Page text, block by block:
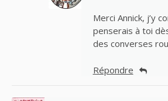
Merci Annick, j’y
penserais à toi
des converses
Répondre